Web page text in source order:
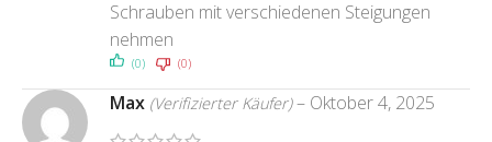
Schrauben mit verschiedenen Steigungen
nehmen
(0) (0)
Max (Verifizierter Käufer) – Oktober 4, 2025